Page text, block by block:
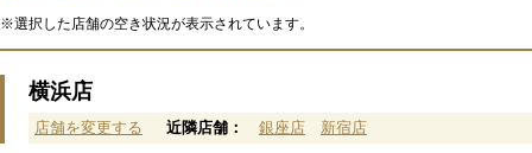
※選択した店舗の空き状況が表示されています。
横浜店
店舗を変更する 近隣店舗： 銀座店 新宿店